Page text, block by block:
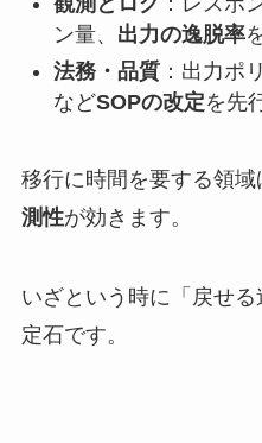
ン量、 出力の逸脱率
法務・品質：出力ポ
などSOPの改定を先
移行に時間を要する領域
測性が効きます。
いざという時に「戻せ
定石です。